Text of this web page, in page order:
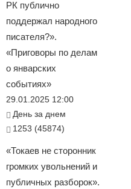
РК публично
поддержал народного
писателя?».
«Приговоры по делам
о январских
событиях»
29.01.2025 12:00
День за днем
1253 (45874)
«Токаев не сторонник
громких увольнений и
публичных разборок».